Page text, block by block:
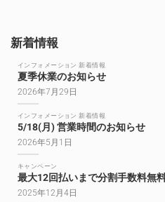
新着情報
インフォメーション 新着情報
夏季休業のお知らせ
2026年7月29日
インフォメーション 新着情報
5/18(月) 営業時間のお知らせ
2026年5月1日
キャンペーン
最大12回払いまで分割手数料無
2025年12月4日